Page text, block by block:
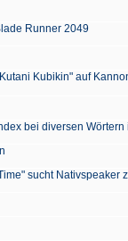
Runner 2049
Kubikin" auf
bei diversen
sucht Nativspeaker